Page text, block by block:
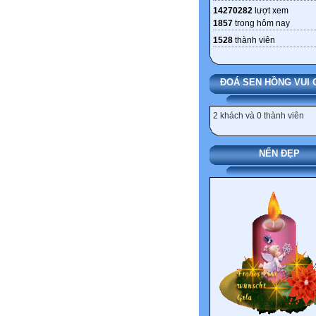
14270282 lượt xem
1857 trong hôm nay
1528 thành viên
ĐOÁ SEN HỒNG VUI
2 khách và 0 thành viên
NẾN ĐẸP